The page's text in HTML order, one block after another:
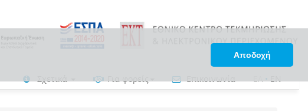
Αποδοχή
Σχετικά Για φορείς Επικοινωνία ΕΛ•EN